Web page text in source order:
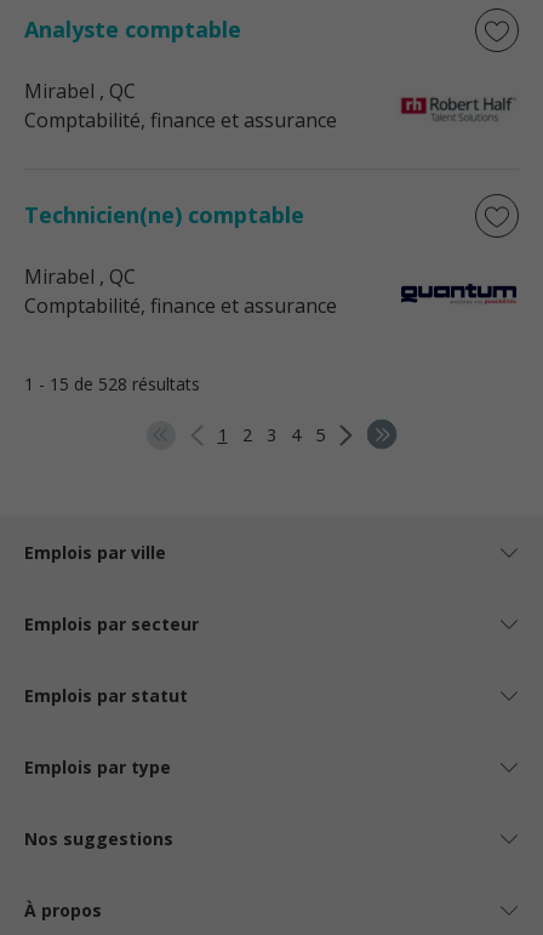
Analyste comptable
Mirabel , QC
Comptabilité, finance et assurance
Technicien(ne) comptable
Mirabel , QC
Comptabilité, finance et assurance
1 - 15 de 528 résultats
1 2 3 4 5
Emplois par ville
Emplois par secteur
Emplois par statut
Emplois par type
Nos suggestions
À propos